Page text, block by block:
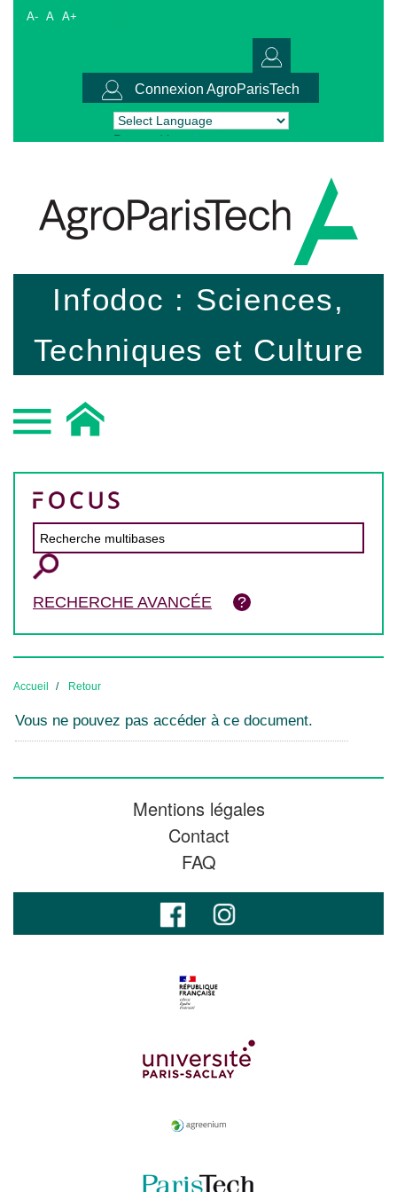
A- A A+
Connexion AgroParisTech
Powered by Translate
Infodoc : Sciences,
Techniques et Culture
RECHERCHE AVANCÉE
Accueil Retour
Vous ne pouvez pas accéder à ce document.
Mentions légales
Contact
FAQ